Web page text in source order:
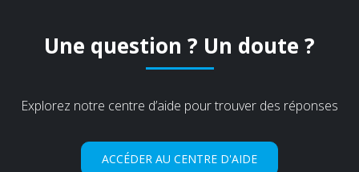
Une question ? Un doute ?
Explorez notre centre d’aide pour trouver des réponses
ACCÉDER AU CENTRE D'AIDE